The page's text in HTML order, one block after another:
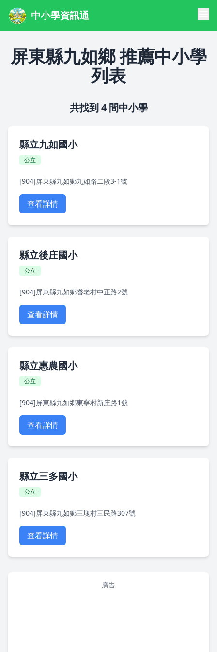
中小學資訊通
屏東縣九如鄉 推薦中小學
列表
共找到 4 間中小學
縣立九如國小
公立
[904]屏東縣九如鄉九如路二段3-1號
查看詳情
縣立後庄國小
公立
[904]屏東縣九如鄉耆老村中正路2號
查看詳情
縣立惠農國小
公立
[904]屏東縣九如鄉東寧村新庄路1號
查看詳情
縣立三多國小
公立
[904]屏東縣九如鄉三塊村三民路307號
查看詳情
廣告